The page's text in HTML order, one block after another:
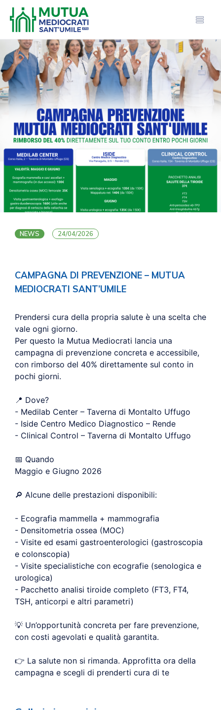
NEWS 24/04/2026
CAMPAGNA DI PREVENZIONE – MUTUA
MEDIOCRATI SANT’UMILE
Prendersi cura della propria salute è una scelta che
vale ogni giorno.
Per questo la Mutua Mediocrati lancia una
campagna di prevenzione concreta e accessibile,
con rimborso del 40% direttamente sul conto in
pochi giorni.
📍 Dove?
- Medilab Center – Taverna di Montalto Uffugo
- Iside Centro Medico Diagnostico – Rende
- Clinical Control – Taverna di Montalto Uffugo
📅 Quando
Maggio e Giugno 2026
🔎 Alcune delle prestazioni disponibili:
- Ecografia mammella + mammografia
- Densitometria ossea (MOC)
- Visite ed esami gastroenterologici (gastroscopia
e colonscopia)
- Visite specialistiche con ecografie (senologica e
urologica)
- Pacchetto analisi tiroide completo (FT3, FT4,
TSH, anticorpi e altri parametri)
💡 Un’opportunità concreta per fare prevenzione,
con costi agevolati e qualità garantita.
👉 La salute non si rimanda. Approfitta ora della
campagna e scegli di prenderti cura di te